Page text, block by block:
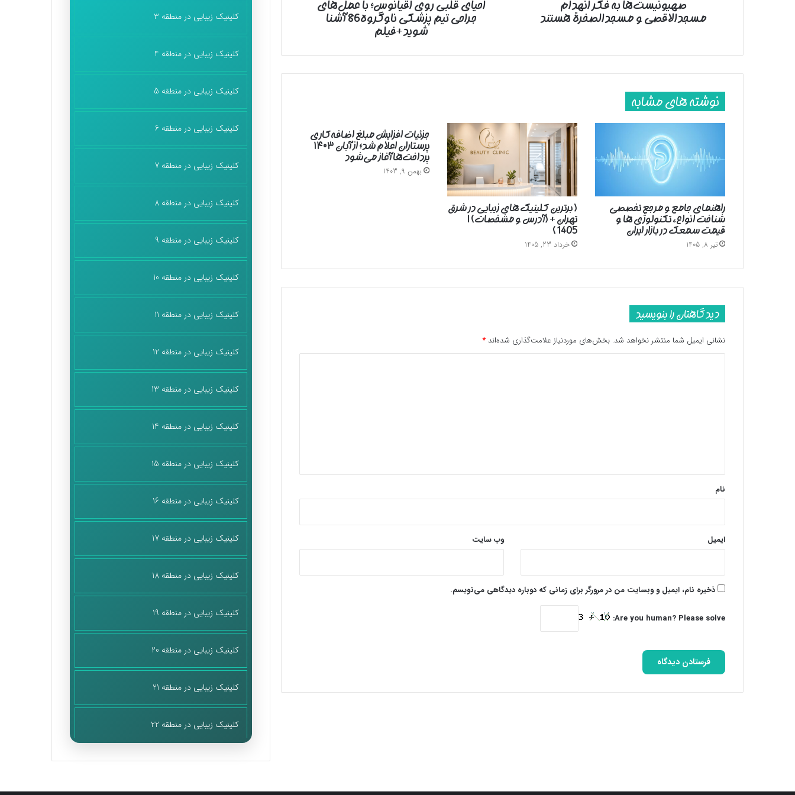
صهیونیست‌ها به فکر انهدام
مسجدالاقصی و مسجدالصخرة هستند
ناوگروه86
احیای قلبی روی اقیانوس؛ با عمل‌های
جراحی تیم پزشکی ناوگروه86 آشنا
شوید+فیلم
نوشته های مشابه
راهنمای جامع و مرجع تخصصی
شناخت انواع، تکنولوژی ها و
قیمت سمعک در بازار ایران
تیر 8, 1405
( برترین کلینیک های زیبایی در شرق
تهران + (آدرس و مشخصات) |
1405 )
خرداد 23, 1405
جزئیات افزایش مبلغ اضافه‌کاری
پرستاران اعلام شد؛ از آبان ۱۴۰۳
پرداخت‌ها آغاز می‌شود
بهمن 9, 1403
دیدگاهتان را بنویسید
نشانی ایمیل شما منتشر نخواهد شد. بخش‌های موردنیاز علامت‌گذاری شده‌اند *
نام
ایمیل وب‌ سایت
ذخیره نام، ایمیل و وبسایت من در مرورگر برای زمانی که دوباره دیدگاهی می‌نویسم.
Are you human? Please solve:
کلینیک زیبایی در منطقه 3
کلینیک زیبایی در منطقه 4
کلینیک زیبایی در منطقه 5
کلینیک زیبایی در منطقه 6
کلینیک زیبایی در منطقه 7
کلینیک زیبایی در منطقه 8
کلینیک زیبایی در منطقه 9
کلینیک زیبایی در منطقه 10
کلینیک زیبایی در منطقه 11
کلینیک زیبایی در منطقه 12
کلینیک زیبایی در منطقه 13
کلینیک زیبایی در منطقه 14
کلینیک زیبایی در منطقه 15
کلینیک زیبایی در منطقه 16
کلینیک زیبایی در منطقه 17
کلینیک زیبایی در منطقه 18
کلینیک زیبایی در منطقه 19
کلینیک زیبایی در منطقه 20
کلینیک زیبایی در منطقه 21
کلینیک زیبایی در منطقه 22